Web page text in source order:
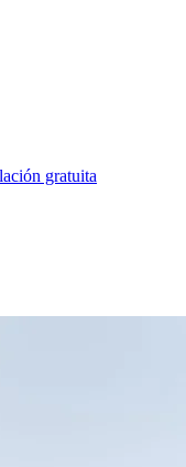
gratuita